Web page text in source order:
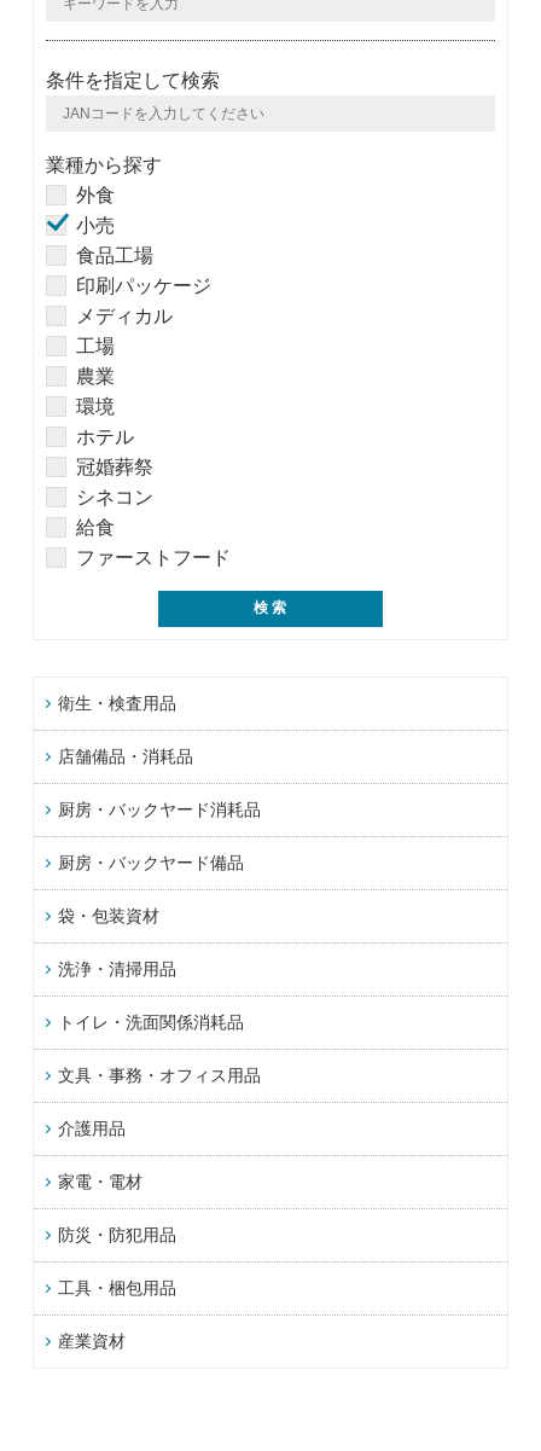
条件を指定して検索
業種から探す
外食
小売
食品工場
印刷パッケージ
メディカル
工場
農業
環境
ホテル
冠婚葬祭
シネコン
給食
ファーストフード
衛生・検査用品
店舗備品・消耗品
厨房・バックヤード消耗品
厨房・バックヤード備品
袋・包装資材
洗浄・清掃用品
トイレ・洗面関係消耗品
文具・事務・オフィス用品
介護用品
家電・電材
防災・防犯用品
工具・梱包用品
産業資材